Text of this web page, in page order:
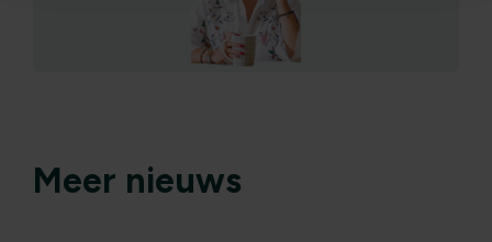
Meer nieuws